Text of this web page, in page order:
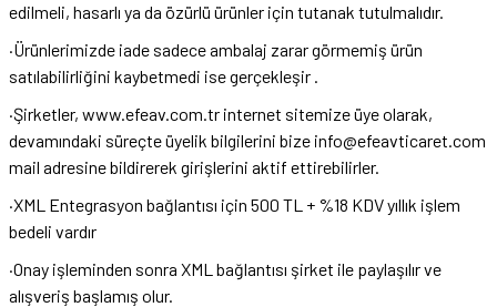
edilmeli, hasarlı ya da özürlü ürünler için tutanak tutulmalıdır.
·Ürünlerimizde iade sadece ambalaj zarar görmemiş ürün
satılabilirliğini kaybetmedi ise gerçekleşir .
·Şirketler, www.efeav.com.tr internet sitemize üye olarak,
devamındaki süreçte üyelik bilgilerini bize info@efeavticaret.com
mail adresine bildirerek girişlerini aktif ettirebilirler.
·XML Entegrasyon bağlantısı için 500 TL + %18 KDV yıllık işlem
bedeli vardır
·Onay işleminden sonra XML bağlantısı şirket ile paylaşılır ve
alışveriş başlamış olur.